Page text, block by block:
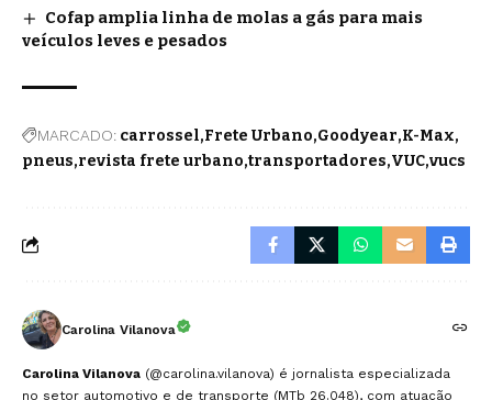
Cofap amplia linha de molas a gás para mais
veículos leves e pesados
MARCADO: carrossel Frete Urbano Goodyear K-Max
pneus revista frete urbano transportadores VUC vucs
Carolina Vilanova
Carolina Vilanova (@carolina.vilanova) é jornalista especializada
no setor automotivo e de transporte (MTb 26.048), com atuação